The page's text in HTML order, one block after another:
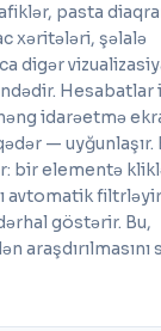
pasta
xəritələri, şəlalə
digər
Hesabatlar
idarəetmə
— uyğunlaşır.
bir elementə
avtomatik
göstərir. Bu,
araşdırılmasını